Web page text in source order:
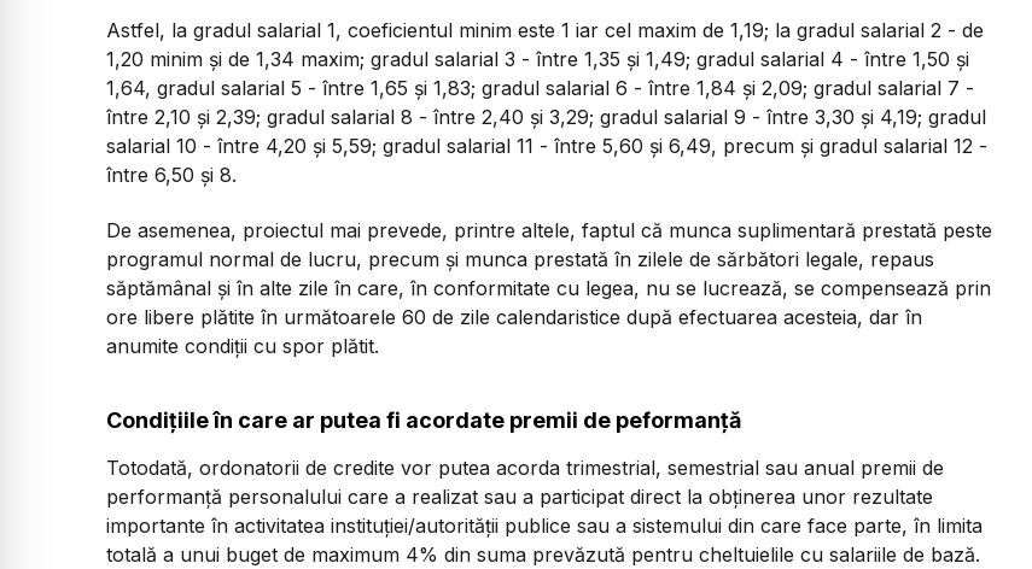
Astfel, la gradul salarial 1, coeficientul minim este 1 iar cel maxim de 1,19; la gradul salarial 2 - de
1,20 minim și de 1,34 maxim; gradul salarial 3 - între 1,35 și 1,49; gradul salarial 4 - între 1,50 și
1,64, gradul salarial 5 - între 1,65 și 1,83; gradul salarial 6 - între 1,84 și 2,09; gradul salarial 7 -
între 2,10 și 2,39; gradul salarial 8 - între 2,40 și 3,29; gradul salarial 9 - între 3,30 și 4,19; gradul
salarial 10 - între 4,20 și 5,59; gradul salarial 11 - între 5,60 și 6,49, precum și gradul salarial 12 -
între 6,50 și 8.
De asemenea, proiectul mai prevede, printre altele, faptul că munca suplimentară prestată peste
programul normal de lucru, precum și munca prestată în zilele de sărbători legale, repaus
săptămânal și în alte zile în care, în conformitate cu legea, nu se lucrează, se compensează prin
ore libere plătite în următoarele 60 de zile calendaristice după efectuarea acesteia, dar în
anumite condiții cu spor plătit.
Condițiile în care ar putea fi acordate premii de peformanță
Totodată, ordonatorii de credite vor putea acorda trimestrial, semestrial sau anual premii de
performanță personalului care a realizat sau a participat direct la obținerea unor rezultate
importante în activitatea instituției/autorității publice sau a sistemului din care face parte, în limita
totală a unui buget de maximum 4% din suma prevăzută pentru cheltuielile cu salariile de bază.